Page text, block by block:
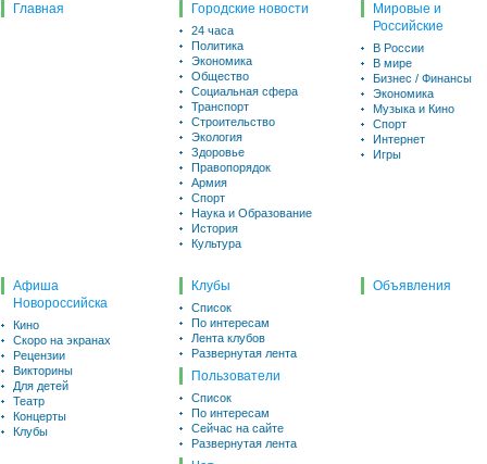
Главная Городские новости
24 часа
Политика
Экономика
Общество
Социальная сфера
Транспорт
Строительство
Экология
Здоровье
Правопорядок
Армия
Спорт
Наука и Образование
История
Культура
Мировые и
Российские
В России
В мире
Бизнес / Финансы
Экономика
Музыка и Кино
Спорт
Интернет
Игры
Афиша
Новороссийска
Кино
Скоро на экранах
Рецензии
Викторины
Для детей
Театр
Концерты
Клубы
Клубы
Список
По интересам
Лента клубов
Развернутая лента
Пользователи
Список
По интересам
Сейчас на сайте
Развернутая лента
Объявления